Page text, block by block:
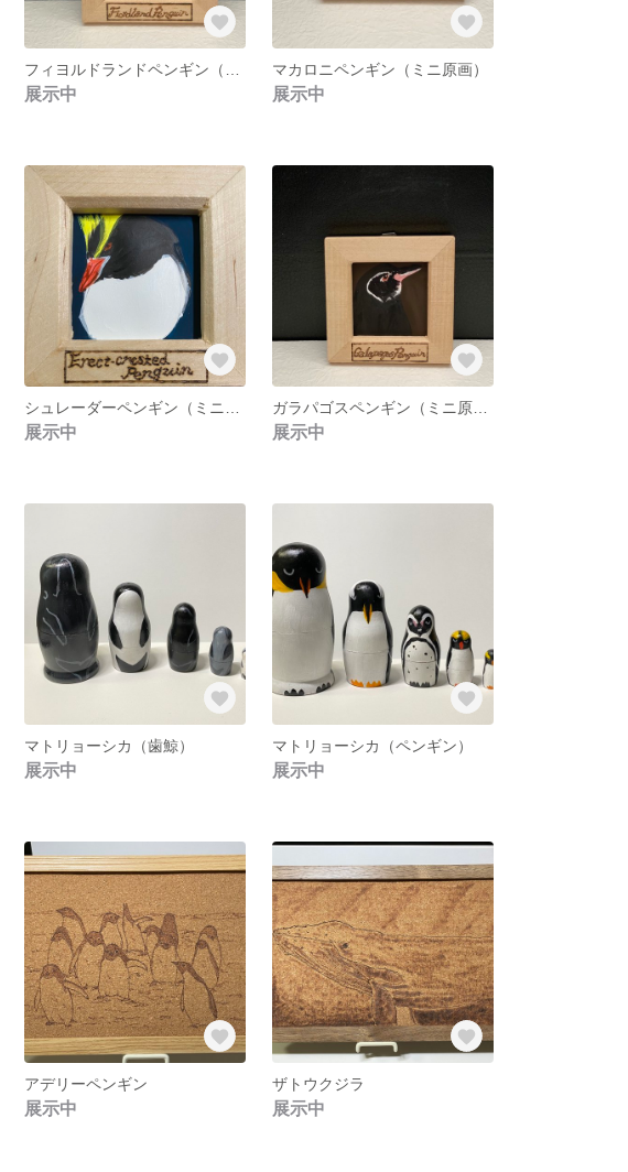
展示中
マカロニペンギン（ミニ原画）
展示中
展示中 展示中
マトリョーシカ（歯鯨）
展示中
マトリョーシカ（ペンギン）
展示中
アデリーペンギン
展示中
ザトウクジラ
展示中